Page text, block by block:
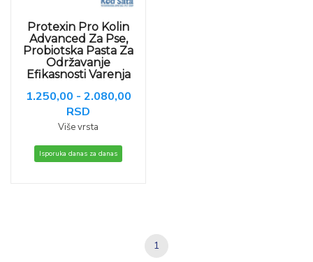
Protexin Pro Kolin
Advanced Za Pse,
Probiotska Pasta Za
Održavanje
Efikasnosti Varenja
1.250,00 - 2.080,00
RSD
Više vrsta
Isporuka danas za danas
1